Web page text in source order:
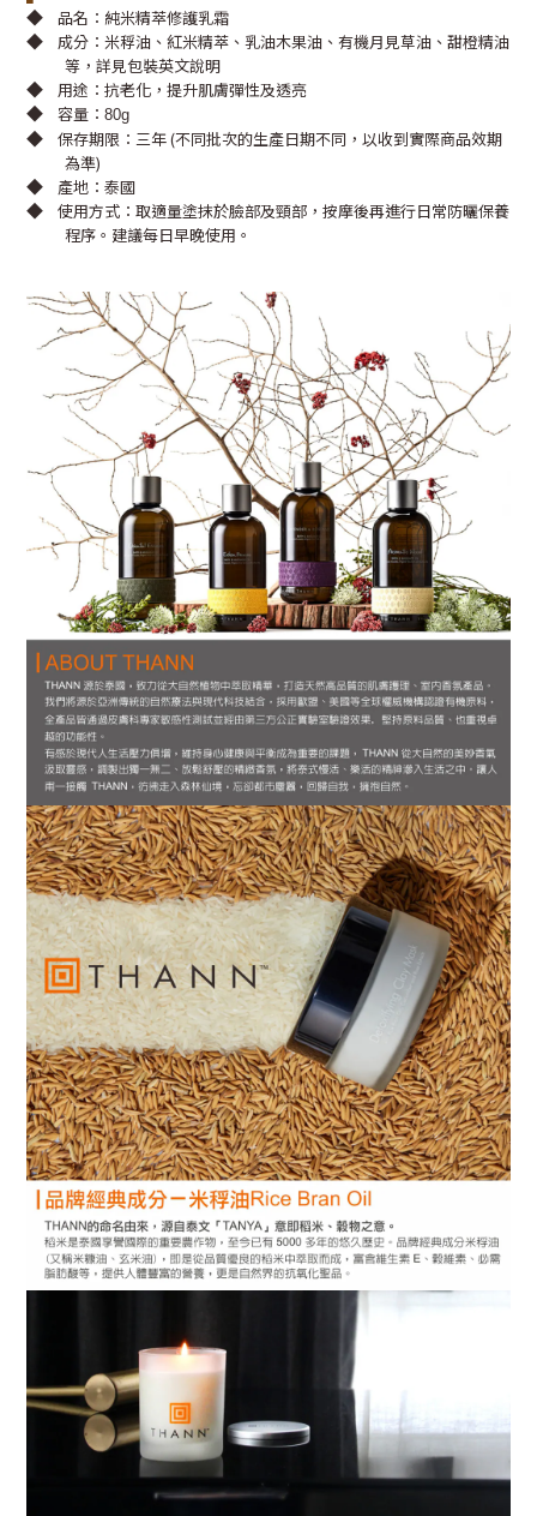
◆ 品名：純米精萃修護乳霜
◆ 成分：米稃油、紅米精萃、乳油木果油、有機月見草油、甜橙精油
等，詳見包裝英文說明
◆ 用途：抗老化，提升肌膚彈性及透亮
◆ 容量： 80g
◆ 保存期限：三年 (不同批次的生產日期不同，以收到實際商品效期
為準)
◆ 產地：泰國
◆ 使用方式：取適量塗抹於臉部及頸部，按摩後再進行日常防曬保養
程序。建議每日早晚使用。